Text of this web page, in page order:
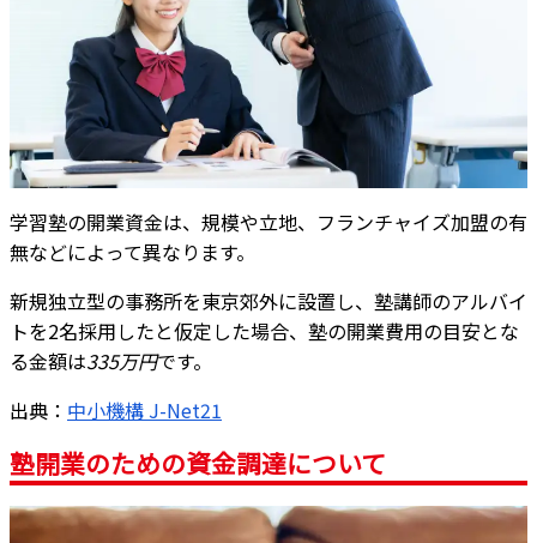
学習塾の開業資金は、規模や立地、フランチャイズ加盟の有
無などによって異なります。
新規独立型の事務所を東京郊外に設置し、塾講師のアルバイ
トを2名採用したと仮定した場合、塾の開業費用の目安とな
る金額は335万円です。
出典： 中小機構 J-Net21
塾開業のための資金調達について